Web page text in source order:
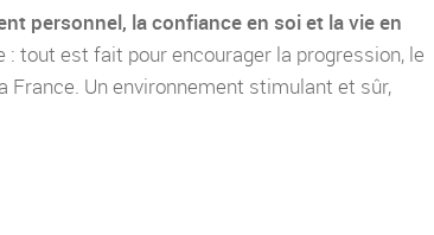
Limoges
FRANCE
personnel, la confiance en soi et la vie en
tout est fait pour encourager la progression, le
France. Un environnement stimulant et sûr,